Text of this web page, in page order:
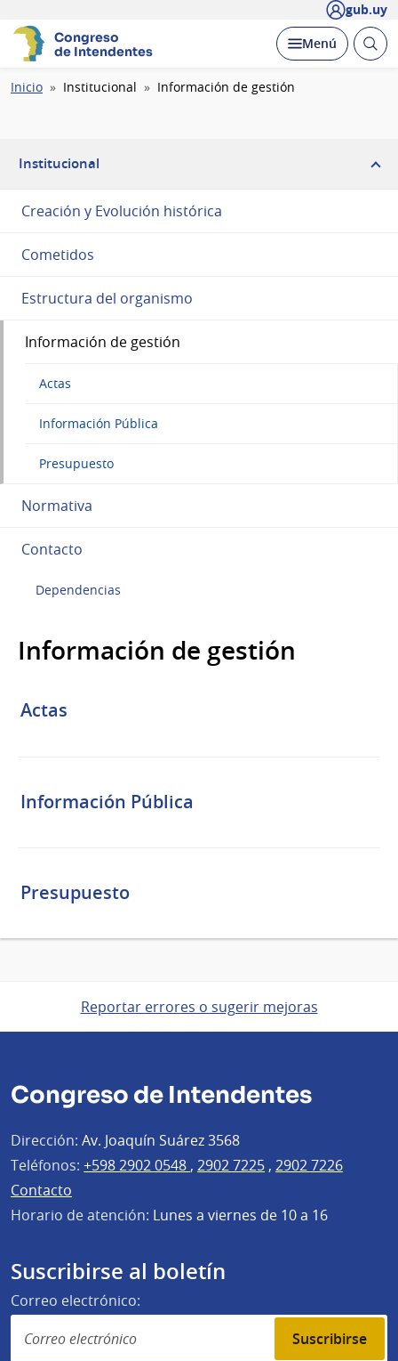
gub.uy
Congreso
de Intendentes
Desplegar
Menú Abrir
Ruta
Inicio Institucional Información de gestión
Institucional
Creación y Evolución histórica
Cometidos
Estructura del organismo
Información de gestión
Actas
Información Pública
Presupuesto
Normativa
Contacto
Dependencias
Información de gestión
Actas
Información Pública
Presupuesto
Reportar errores o sugerir mejoras
Congreso de Intendentes
Dirección: Av. Joaquín Suárez 3568
Teléfonos: +598 2902 0548 , 2902 7225 , 2902 7226
Contacto
Horario de atención: Lunes a viernes de 10 a 16
Suscribirse al boletín
Correo electrónico:
Suscribirse